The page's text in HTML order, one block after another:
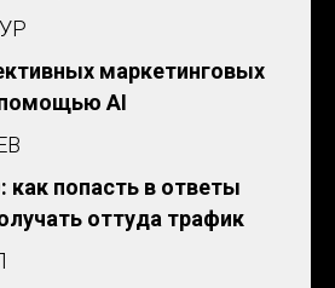
маркетинговых
помощью AI
как попасть в ответы
оттуда трафик